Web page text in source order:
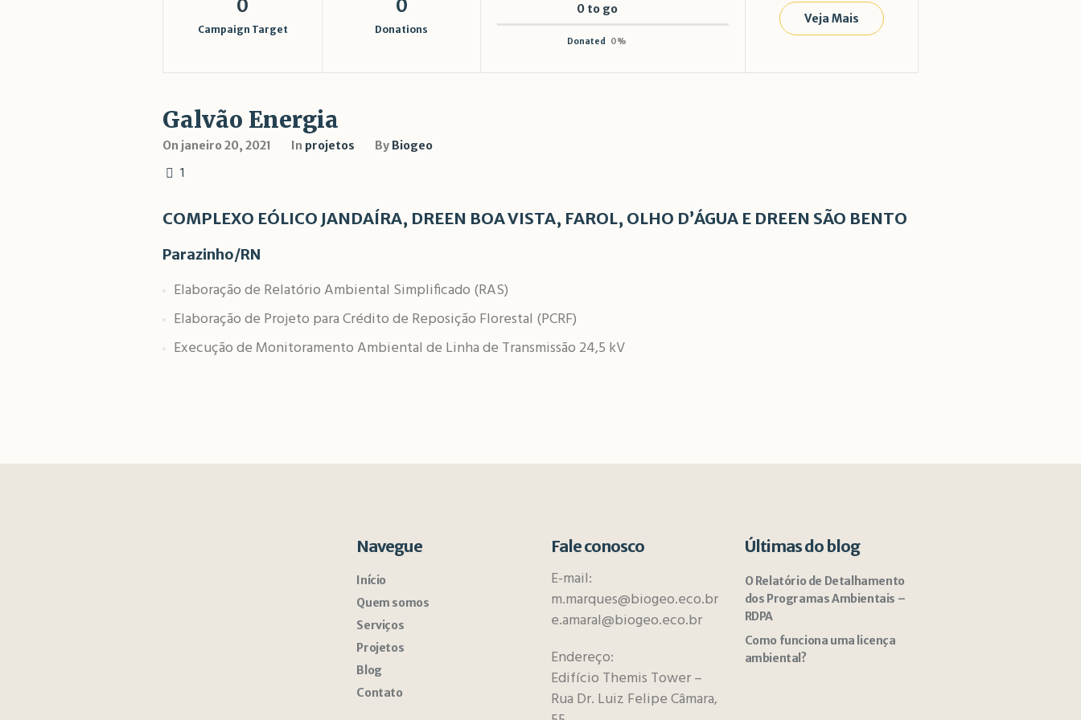
0
Campaign Target
0
Donations
0 to go
Donated 0%
Veja Mais
Galvão Energia
On janeiro 20, 2021 In projetos By Biogeo
1
COMPLEXO EÓLICO JANDAÍRA, DREEN BOA VISTA, FAROL, OLHO D’ÁGUA E DREEN SÃO BENTO
Parazinho/RN
Elaboração de Relatório Ambiental Simplificado (RAS)
Elaboração de Projeto para Crédito de Reposição Florestal (PCRF)
Execução de Monitoramento Ambiental de Linha de Transmissão 24,5 kV
Navegue
Início
Quem somos
Serviços
Projetos
Blog
Contato
Fale conosco
E-mail:
m.marques@biogeo.eco.br
e.amaral@biogeo.eco.br
Endereço:
Edifício Themis Tower –
Rua Dr. Luiz Felipe Câmara,
Últimas do blog
O Relatório de Detalhamento
dos Programas Ambientais –
RDPA
Como funciona uma licença
ambiental?